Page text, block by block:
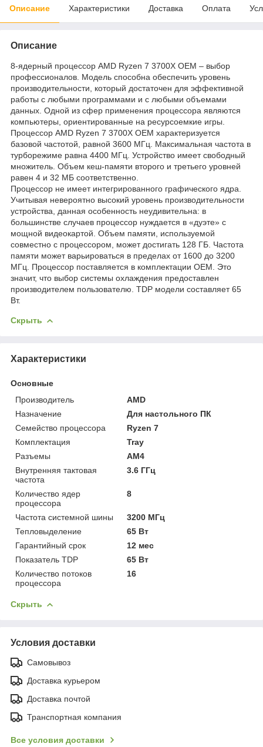
Описание Характеристики Доставка Оплата
Описание
8-ядерный процессор AMD Ryzen 7 3700X OEM – выбор
профессионалов. Модель способна обеспечить уровень
производительности, который достаточен для эффективной
работы с любыми программами и с любыми объемами
данных. Одной из сфер применения процессора являются
компьютеры, ориентированные на ресурсоемкие игры.
Процессор AMD Ryzen 7 3700X OEM характеризуется
базовой частотой, равной 3600 МГц. Максимальная частота в
турборежиме равна 4400 МГц. Устройство имеет свободный
множитель. Объем кеш-памяти второго и третьего уровней
равен 4 и 32 МБ соответственно.
Процессор не имеет интегрированного графического ядра.
Учитывая невероятно высокий уровень производительности
устройства, данная особенность неудивительна: в
большинстве случаев процессор нуждается в «дуэте» с
мощной видеокартой. Объем памяти, используемой
совместно с процессором, может достигать 128 ГБ. Частота
памяти может варьироваться в пределах от 1600 до 3200
МГц. Процессор поставляется в комплектации OEM. Это
значит, что выбор системы охлаждения предоставлен
производителем пользователю. TDP модели составляет 65
Вт.
Скрыть
Характеристики
Основные
Производитель
AMD
Назначение
Для настольного ПК
Семейство процессора
Ryzen 7
Комплектация
Tray
Разъемы
AM4
Внутренняя тактовая
частота
3.6 ГГц
Количество ядер
процессора
8
Частота системной шины
3200 МГц
Тепловыделение
65 Вт
Гарантийный срок
12 мес
Показатель TDP
65 Вт
Количество потоков
процессора
16
Скрыть
Условия доставки
Самовывоз
Доставка курьером
Доставка почтой
Транспортная компания
Все условия доставки